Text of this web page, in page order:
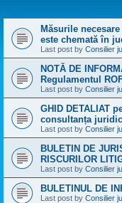
Măsurile
este chemată în
Last post by Consilier
NOTĂ DE
Regulamentul
Last post by Consilier
GHID DETALIAT
consultanța
Last post by Consilier
BULETIN DE
RISCURILOR
Last post by Consilier
BULETINUL DE
Last post by Consilier